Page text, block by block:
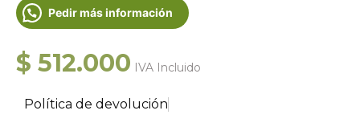
Pedir más información
$ 512.000 IVA Incluido
Política de devolución